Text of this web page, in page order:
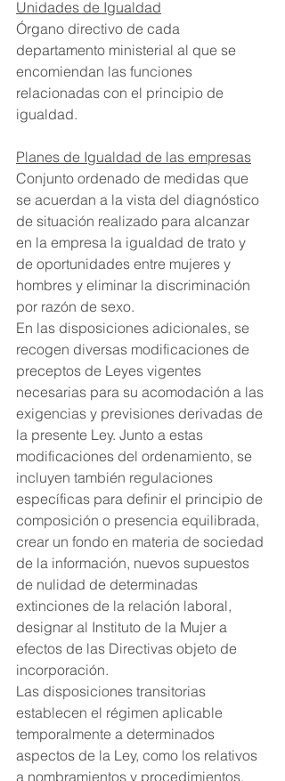
Unidades de Igualdad
Órgano directivo de cada
departamento ministerial al que se
encomiendan las funciones
relacionadas con el principio de
igualdad.
Planes de Igualdad de las empresas
Conjunto ordenado de medidas que
se acuerdan a la vista del diagnóstico
de situación realizado para alcanzar
en la empresa la igualdad de trato y
de oportunidades entre mujeres y
hombres y eliminar la discriminación
por razón de sexo.
En las disposiciones adicionales, se
recogen diversas modificaciones de
preceptos de Leyes vigentes
necesarias para su acomodación a las
exigencias y previsiones derivadas de
la presente Ley. Junto a estas
modificaciones del ordenamiento, se
incluyen también regulaciones
específicas para definir el principio de
composición o presencia equilibrada,
crear un fondo en materia de sociedad
de la información, nuevos supuestos
de nulidad de determinadas
extinciones de la relación laboral,
designar al Instituto de la Mujer a
efectos de las Directivas objeto de
incorporación.
Las disposiciones transitorias
establecen el régimen aplicable
temporalmente a determinados
aspectos de la Ley, como los relativos
a nombramientos y procedimientos,